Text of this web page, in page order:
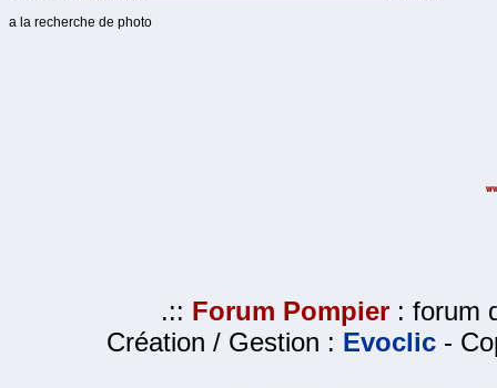
a la recherche de photo
.:: Forum Pompier : forum
Création / Gestion : Evoclic -